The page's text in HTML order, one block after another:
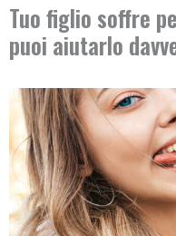
Tuo figlio soffre
puoi aiutarlo